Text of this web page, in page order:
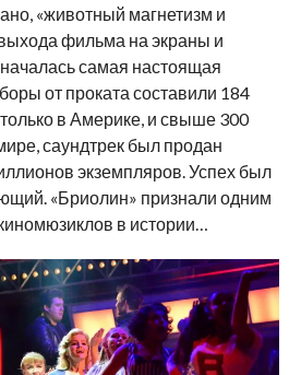
«животный магнетизм и
фильма на экраны и
самая настоящая
от проката составили 184
в Америке, и свыше 300
саундтрек был продан
экземпляров. Успех был
«Бриолин» признали одним
в истории…